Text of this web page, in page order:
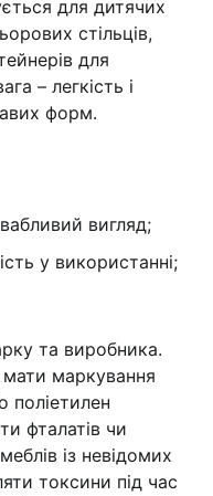
для дитячих
стільців,
для
– легкість і
форм.
вигляд;
у використанні;
та виробника.
маркування
поліетилен
фталатів чи
із невідомих
токсини під час